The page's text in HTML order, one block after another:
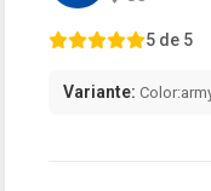
5 de 5
Variante: